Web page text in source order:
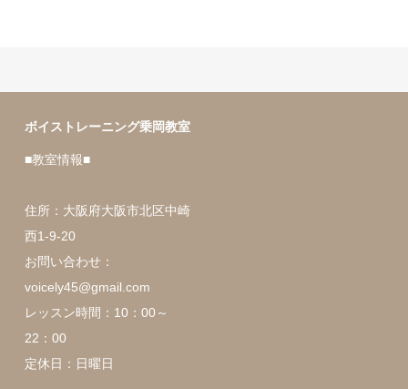
ボイストレーニング乗岡教室
■教室情報■
住所：大阪府大阪市北区中崎
西1-9-20
お問い合わせ：
voicely45@gmail.com
レッスン時間：10：00～
22：00
定休日：日曜日